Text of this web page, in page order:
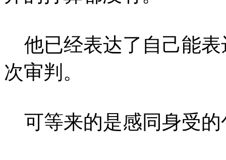
他已经表达了自己能表
次审判。
可等来的是感同身受的